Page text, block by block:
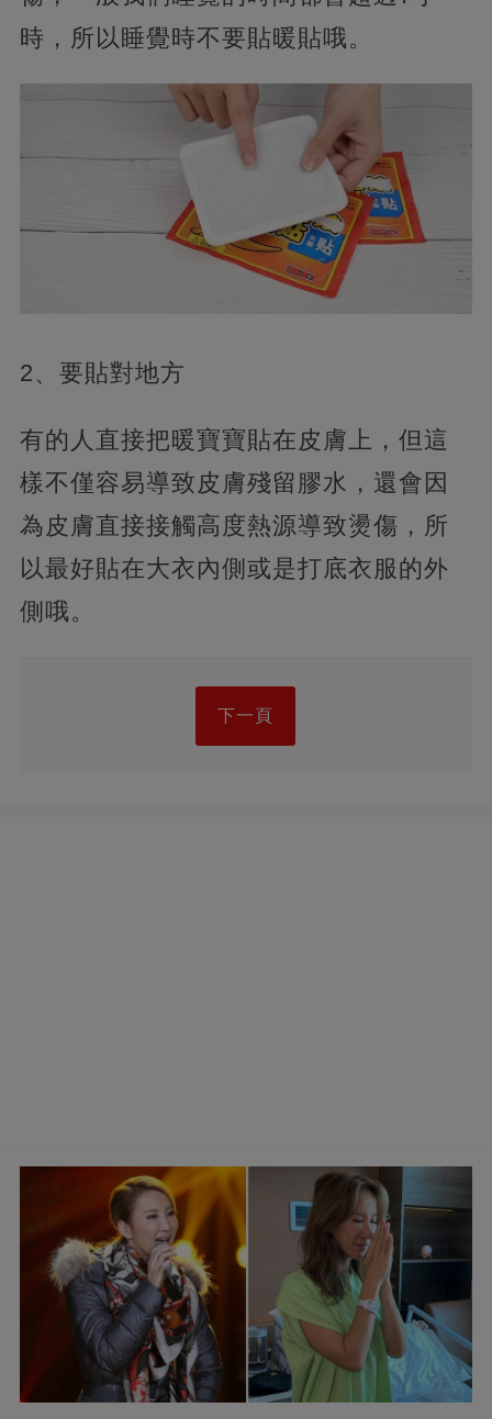
時，所以睡覺時不要貼暖貼哦。
2、要貼對地方
有的人直接把暖寶寶貼在皮膚上，但這
樣不僅容易導致皮膚殘留膠水，還會因
為皮膚直接接觸高度熱源導致燙傷，所
以最好貼在大衣內側或是打底衣服的外
側哦。
下一頁